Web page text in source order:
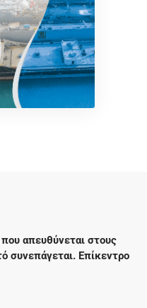
απευθύνεται στους
συνεπάγεται. Επίκεντρο